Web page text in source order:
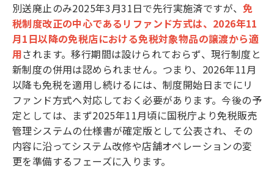
別送廃止のみ2025年3月31日で先行実施済ですが、免
税制度改正の中心であるリファンド方式は、2026年11
月1日以降の免税店における免税対象物品の譲渡から適
用されます。移行期間は設けられておらず、現行制度と
新制度の併用は認められません。つまり、2026年11月
以降も免税を適用し続けるには、制度開始日までにリ
ファンド方式へ対応しておく必要があります。今後の予
定としては、まず2025年11月頃に国税庁より免税販売
管理システムの仕様書が確定版として公表され、その
内容に沿ってシステム改修や店舗オペレーションの変
更を準備するフェーズに入ります。